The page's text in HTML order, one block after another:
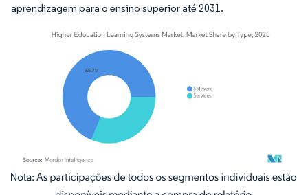
aprendizagem para o ensino superior até 2031.
Imagem © Mordor Intelligence. O reuso requer atribuição conforme CC BY 4.0.